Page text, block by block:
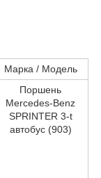
Марка / Модель
Поршень
Mercedes-Benz
SPRINTER 3-t
автобус (903)